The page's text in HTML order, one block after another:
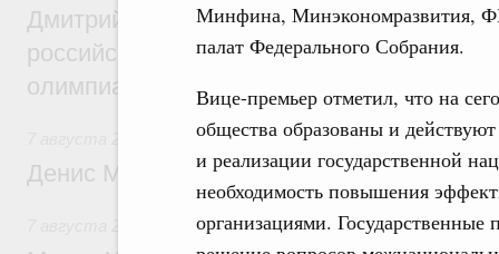
Минфина, Минэкономразвития,
палат Федерального Собрания.
Вице-премьер отметил, что на
общества образованы и
и реализации государственной
необходимость повышения
организациями.
Дмитрий Чернышенко и Сергей Кравцов
российскую сборную с победой на
олимпиаде по искусственному
Общие вопросы промышленной политики
Денис Мантуров посетил Ярославскую
Бюджеты субъектов Федерации.